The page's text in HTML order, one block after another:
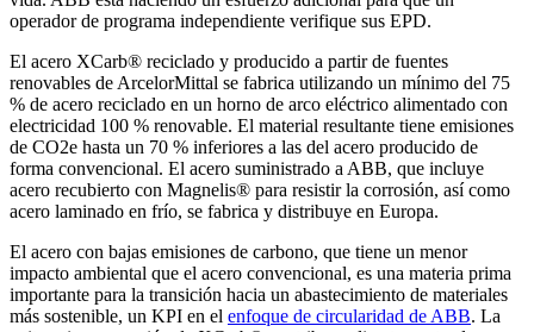
operador de programa independiente verifique sus EPD.
El acero XCarb® reciclado y producido a partir de fuentes
renovables de ArcelorMittal se fabrica utilizando un mínimo del 75
% de acero reciclado en un horno de arco eléctrico alimentado con
electricidad 100 % renovable. El material resultante tiene emisiones
de CO2e hasta un 70 % inferiores a las del acero producido de
forma convencional. El acero suministrado a ABB, que incluye
acero recubierto con Magnelis® para resistir la corrosión, así como
acero laminado en frío, se fabrica y distribuye en Europa.
El acero con bajas emisiones de carbono, que tiene un menor
impacto ambiental que el acero convencional, es una materia prima
importante para la transición hacia un abastecimiento de materiales
más sostenible, un KPI en el enfoque de circularidad de ABB. La